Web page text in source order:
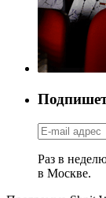
Раз в
в Москве.